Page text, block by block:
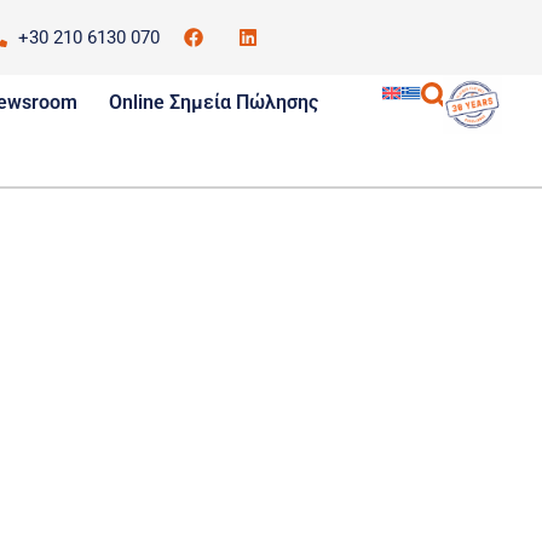
+30 210 6130 070
Online Σημεία Πώλησης